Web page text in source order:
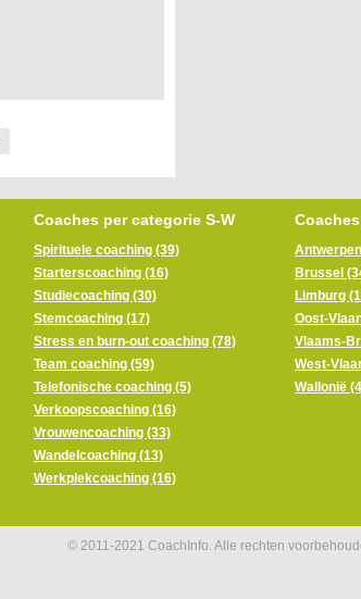
Coaches per categorie S-W
Spirituele coaching (39)
Starterscoaching (16)
Studiecoaching (30)
Stemcoaching (17)
Stress en burn-out coaching (78)
Team coaching (59)
Telefonische coaching (5)
Verkoopscoaching (16)
Vrouwencoaching (33)
Wandelcoaching (13)
Werkplekcoaching (16)
Brussel
Limburg
Oost-
Vlaams-
West-
Wallonië
© 2011-2021 CoachInfo. Alle rechten